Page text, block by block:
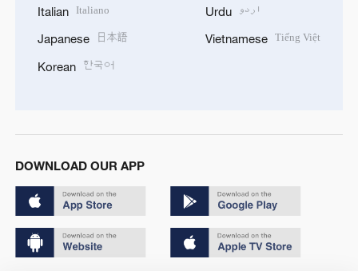
Italian Italiano
Japanese 日本語
Korean 한국어
Urdu اردو
Vietnamese Tiếng Việt
DOWNLOAD OUR APP